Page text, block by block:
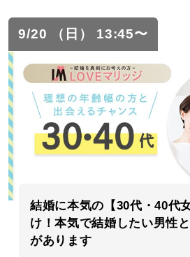
9/20 （日） 13:45〜
結婚に本気の【30代・40代
け！本気で結婚したい男性
があります